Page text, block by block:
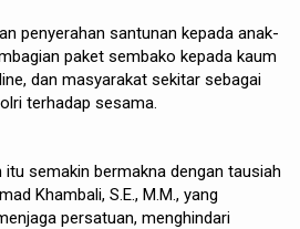
penyerahan santunan kepada anak-
paket sembako kepada kaum
dan masyarakat sekitar sebagai
terhadap sesama.
semakin bermakna dengan tausiah
Khambali, S.E., M.M., yang
persatuan, menghindari